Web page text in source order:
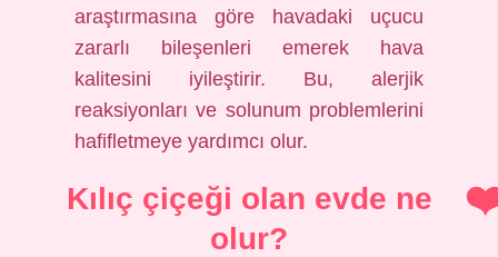
araştırmasına göre havadaki uçucu
zararlı bileşenleri emerek hava
kalitesini iyileştirir. Bu, alerjik
reaksiyonları ve solunum problemlerini
hafifletmeye yardımcı olur.
Kılıç çiçeği olan evde ne
olur?